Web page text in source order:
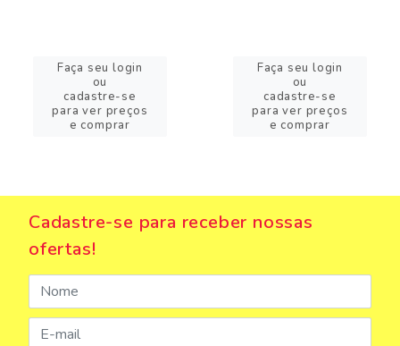
Faça seu login
ou
cadastre-se
para ver preços
e comprar
Faça seu login
ou
cadastre-se
para ver preços
e comprar
Cadastre-se para receber nossas
ofertas!